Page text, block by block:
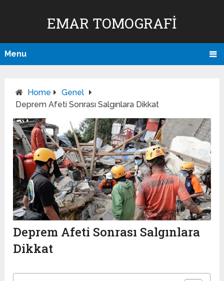
EMAR TOMOGRAFI
Menu
Home
Genel
Deprem Afeti Sonrası Salgınlara Dikkat
Deprem Afeti Sonrası Salgınlara
Dikkat